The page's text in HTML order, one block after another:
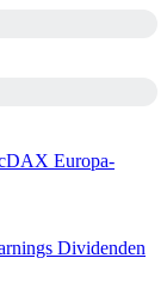
Europa-
Dividenden